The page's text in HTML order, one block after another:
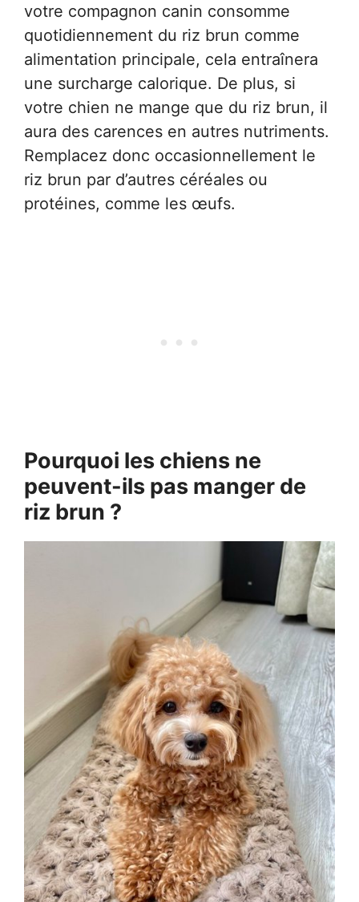
votre compagnon canin consomme
quotidiennement du riz brun comme
alimentation principale, cela entraînera
une surcharge calorique. De plus, si
votre chien ne mange que du riz brun, il
aura des carences en autres nutriments.
Remplacez donc occasionnellement le
riz brun par d’autres céréales ou
protéines, comme les œufs.
Pourquoi les chiens ne
peuvent-ils pas manger de
riz brun ?